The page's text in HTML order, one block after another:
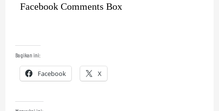
Facebook Comments Box
Bagikan ini:
Facebook X